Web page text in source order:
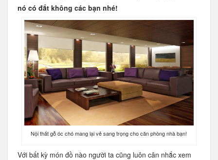
nó có đắt không các bạn nhé!
Nội thất gỗ óc chó mang lại vẻ sang trọng cho căn phòng nhà bạn!
Với bất kỳ món đồ nào người ta cũng luôn cân nhắc xem